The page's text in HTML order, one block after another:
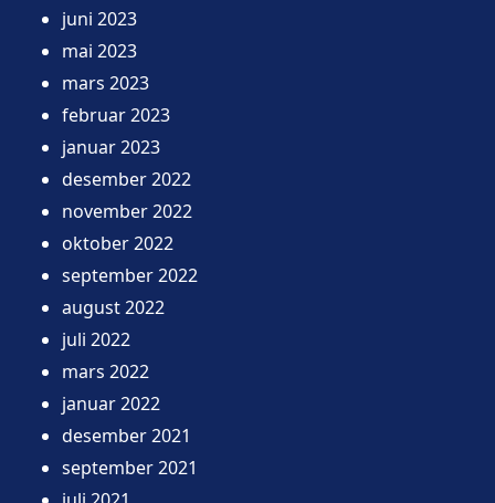
juni 2023
mai 2023
mars 2023
februar 2023
januar 2023
desember 2022
november 2022
oktober 2022
september 2022
august 2022
juli 2022
mars 2022
januar 2022
desember 2021
september 2021